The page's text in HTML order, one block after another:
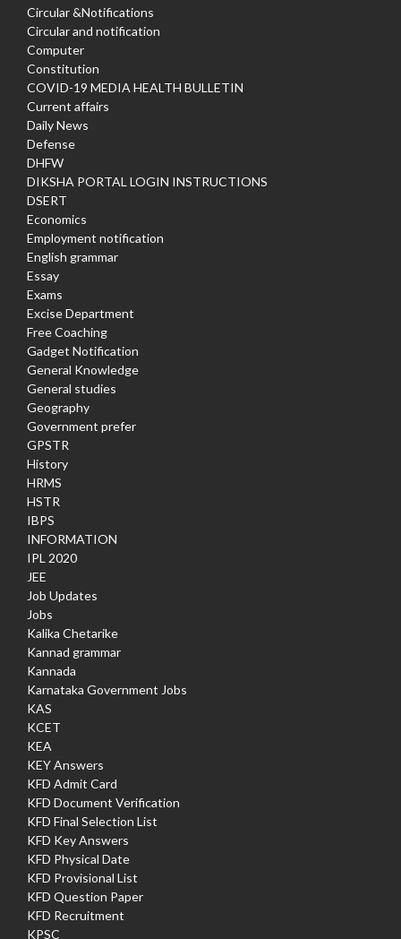
Circular &Notifications
Circular and notification
Computer
Constitution
COVID-19 MEDIA HEALTH BULLETIN
Current affairs
Daily News
Defense
DHFW
DIKSHA PORTAL LOGIN INSTRUCTIONS
DSERT
Economics
Employment notification
English grammar
Essay
Exams
Excise Department
Free Coaching
Gadget Notification
General Knowledge
General studies
Geography
Government prefer
GPSTR
History
HRMS
HSTR
IBPS
INFORMATION
IPL 2020
JEE
Job Updates
Jobs
Kalika Chetarike
Kannad grammar
Kannada
Karnataka Government Jobs
KAS
KCET
KEA
KEY Answers
KFD Admit Card
KFD Document Verification
KFD Final Selection List
KFD Key Answers
KFD Physical Date
KFD Provisional List
KFD Question Paper
KFD Recruitment
KPSC